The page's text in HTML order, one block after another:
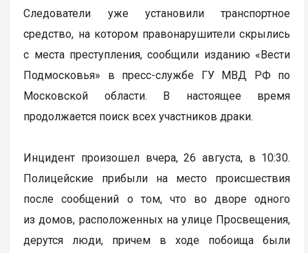
Следователи уже установили транспортное
средство, на котором правонарушители скрылись
с места преступления, сообщили изданию «Вести
Подмосковья» в пресс-службе ГУ МВД РФ по
Московской области. В настоящее время
продолжается поиск всех участников драки.
Инцидент произошел вчера, 26 августа, в 10:30.
Полицейские прибыли на место происшествия
после сообщений о том, что во дворе одного
из домов, расположенных на улице Просвещения,
дерутся люди, причем в ходе побоища были